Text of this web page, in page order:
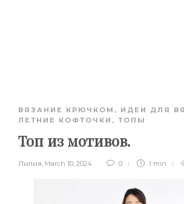
ВЯЗАНИЕ КРЮЧКОМ , ИДЕИ ДЛЯ
ЛЕТНИЕ КОФТОЧКИ, ТОПЫ
Топ из мотивов.
Лилия March 10, 2024 0 1 min